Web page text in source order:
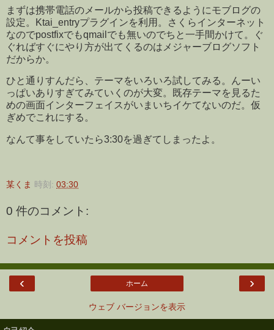
まずは携帯電話のメールから投稿できるようにモブログの
設定。Ktai_entryプラグインを利用。さくらインターネット
なのでpostfixでもqmailでも無いのでちと一手間かけて。ぐ
ぐればすぐにやり方が出てくるのはメジャーブログソフト
だからか。
ひと通りすんだら、テーマをいろいろ試してみる。んーい
っぱいありすぎてみていくのが大変。既存テーマを見るた
めの画面インターフェイスがいまいちイケてないのだ。仮
ぎめでこれにする。
なんて事をしていたら3:30を過ぎてしまったよ。
某くま 時刻: 03:30
0 件のコメント:
コメントを投稿
‹ ›
ホーム
ウェブ バージョンを表示